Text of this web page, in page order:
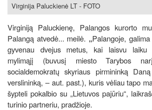
Virginija Paluckienė LT - FOTO
Virginiją Paluckienę, Palangos kurorto
Palangą atvedė... meilė. „Palangoje, galima
gyvenau dvejus metus, kai laisvu laiku
mylimąjį (buvusį miesto Tarybos
socialdemokratų skyriaus pirmininką
verslininką, – aut. past.), kuris vėliau tapo
šypteli pokalbio su „Lietuvos pajūriu“,
turinio partneriu, pradžioje.